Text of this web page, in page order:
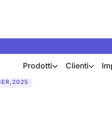
Prodotti Clienti
,2025